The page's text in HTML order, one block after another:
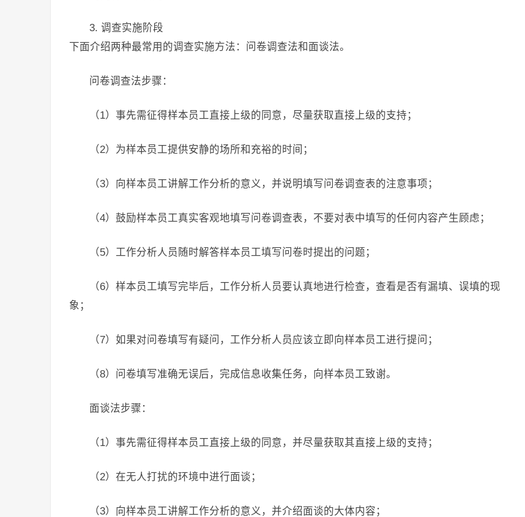
3. 调查实施阶段
下面介绍两种最常用的调查实施方法：问卷调查法和面谈法。
问卷调查法步骤：
（1）事先需征得样本员工直接上级的同意，尽量获取直接上级的支持；
（2）为样本员工提供安静的场所和充裕的时间；
（3）向样本员工讲解工作分析的意义，并说明填写问卷调查表的注意事项；
（4）鼓励样本员工真实客观地填写问卷调查表，不要对表中填写的任何内容产生顾虑；
（5）工作分析人员随时解答样本员工填写问卷时提出的问题；
（6）样本员工填写完毕后，工作分析人员要认真地进行检查，查看是否有漏填、误填的现
象；
（7）如果对问卷填写有疑问，工作分析人员应该立即向样本员工进行提问；
（8）问卷填写准确无误后，完成信息收集任务，向样本员工致谢。
面谈法步骤：
（1）事先需征得样本员工直接上级的同意，并尽量获取其直接上级的支持；
（2）在无人打扰的环境中进行面谈；
（3）向样本员工讲解工作分析的意义，并介绍面谈的大体内容；